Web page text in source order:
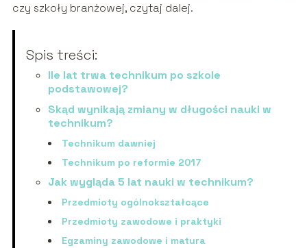
czy szkoły branżowej, czytaj dalej.
Spis treści:
Ile lat trwa technikum po szkole
podstawowej?
Skąd wynikają zmiany w długości nauki w
technikum?
Technikum dawniej
Technikum po reformie 2017
Jak wygląda 5 lat nauki w technikum?
Przedmioty ogólnokształcące
Przedmioty zawodowe i praktyki
Egzaminy zawodowe i matura